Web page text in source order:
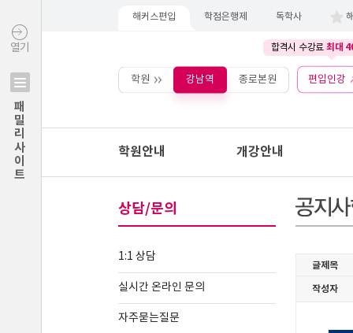
열기
패밀리사이트
해커스편입 학점은행제 독학사
합격시 수강료 최대
학원 강남역 종로본원 편입인강
학원안내 개강안내
상담/문의
1:1 상담
실시간 온라인 문의
자주묻는질문